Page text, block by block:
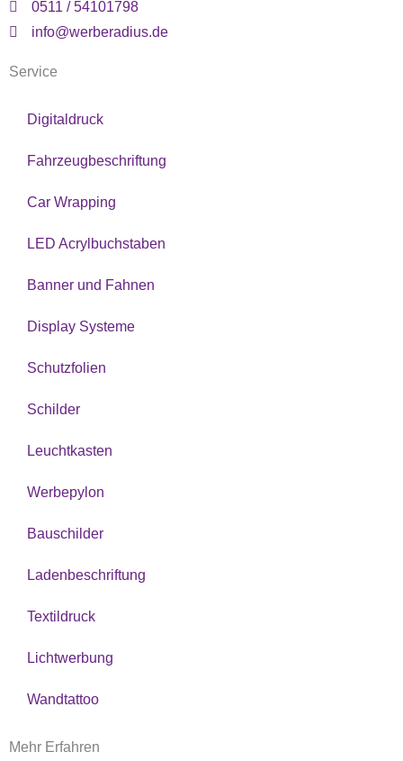
m
-
f
0511 / 54101798
info@werberadius.de
Service
Digitaldruck
Fahrzeugbeschriftung
Car Wrapping
LED Acrylbuchstaben
Banner und Fahnen
Display Systeme
Schutzfolien
Schilder
Leuchtkasten
Werbepylon
Bauschilder
Ladenbeschriftung
Textildruck
Lichtwerbung
Wandtattoo
Mehr Erfahren